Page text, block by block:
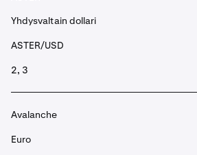
Yhdysvaltain dollari
ASTER/USD
2, 3
Avalanche
Euro